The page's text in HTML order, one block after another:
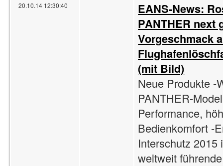
20.10.14 12:30:40
EANS-News:
PANTHER next
Vorgeschmack
(mit Bild)
Neue Produkte -
PANTHER-
Performance,
Bedienkomfort -
Interschutz 2015
weltweit